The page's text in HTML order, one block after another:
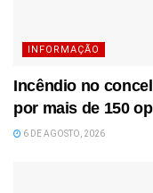
INFORMAÇÃO
Incêndio no
por mais de 150
6 DE AGOSTO, 2026